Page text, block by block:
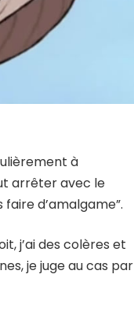
à
arrêter avec le
d’amalgame”.
j’ai des colères et
je juge au cas par